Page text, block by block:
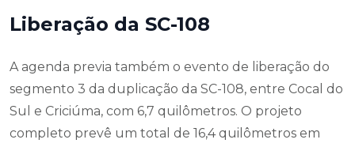
Liberação da SC-108
A agenda previa também o evento de liberação do
segmento 3 da duplicação da SC-108, entre Cocal do
Sul e Criciúma, com 6,7 quilômetros. O projeto
completo prevê um total de 16,4 quilômetros em